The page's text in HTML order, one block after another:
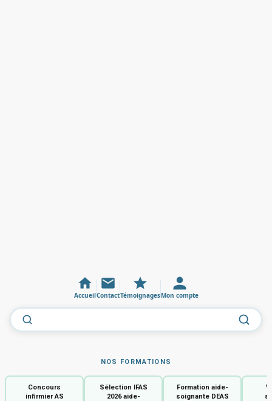
AccueilContactTémoignagesMon compte
NOS FORMATIONS
Concours
infirmier AS
Sélection IFAS
2026 aide-
Formation aide-
soignante DEAS